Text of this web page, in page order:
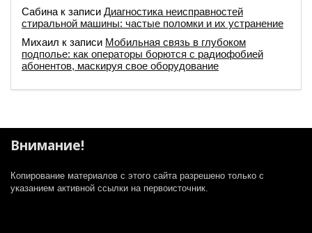
Сабина к записи Диагностика неисправностей
стиральной машины: частые поломки и их устранение
Михаил к записи Мобильная связь в глубоком
подполье: как операторы борются с радиофобией
абонентов, маскируя свое оборудование
Внимание!
Копирование материалов с этого сайта разрешено только с
указанием активной ссылки на первоисточник.